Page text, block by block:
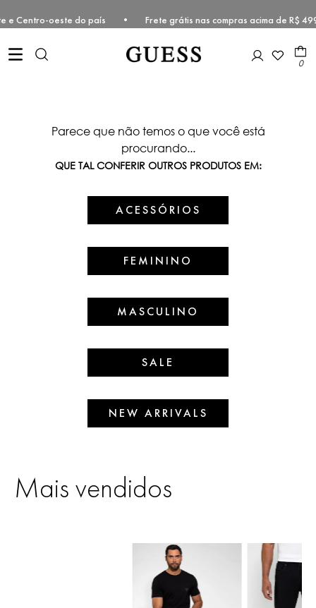
e Centro-oeste do país • Frete grátis nas compras acima
0
Parece que não temos o que você está
procurando...
QUE TAL CONFERIR OUTROS PRODUTOS EM:
ACESSÓRIOS
FEMININO
MASCULINO
SALE
NEW ARRIVALS
Mais vendidos